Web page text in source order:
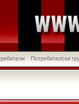
Потребителски